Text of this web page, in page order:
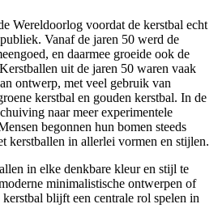
Wereldoorlog voordat de kerstbal echt
Vanaf de jaren 50 werd de
en daarmee groeide ook de
uit de jaren 50 waren vaak
ontwerp, met veel gebruik van
kerstbal en gouden kerstbal. In de
naar meer experimentele
begonnen hun bomen steeds
kerstballen in allerlei vormen en stijlen.
in elke denkbare kleur en stijl te
minimalistische ontwerpen of
blijft een centrale rol spelen in